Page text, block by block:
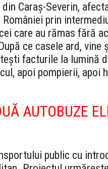
Caraș-Severin,
prin
care au rămas fără
ce casele ard,
facturile la lumină
apoi pompierii, apoi
AUTOBUZE
public cu